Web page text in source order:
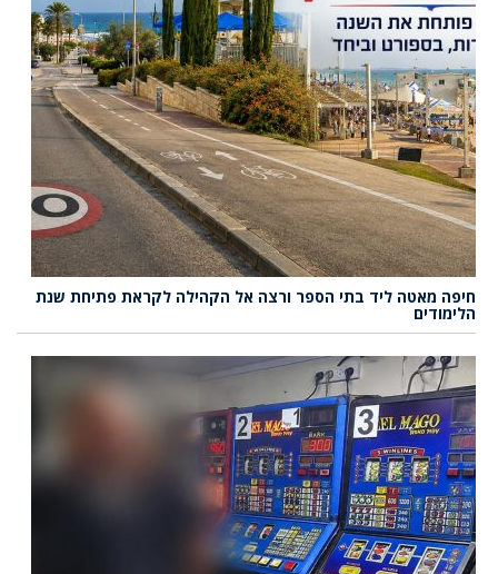
חיפה מאטה ליד בתי הספר ורצה אל הקהילה לקראת פתיחת שנת
הלימודים